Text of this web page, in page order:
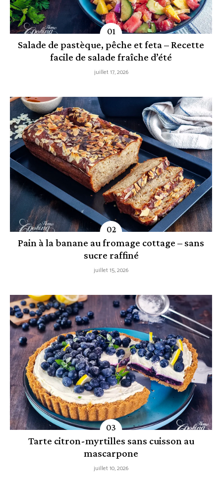
Salade de pastèque, pêche et feta – Recette
facile de salade fraîche d’été
juillet 17, 2026
Pain à la banane au fromage cottage – sans
sucre raffiné
juillet 15, 2026
Tarte citron-myrtilles sans cuisson au
mascarpone
juillet 10, 2026